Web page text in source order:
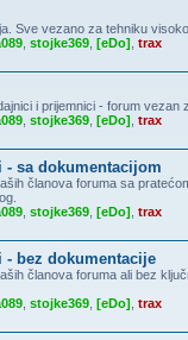
Sve vezano za tehniku
stojke369 [eDo] trax
i prijemnici - forum vezan
stojke369 [eDo] trax
- sa dokumentacijom
članova foruma sa
stojke369 [eDo] trax
- bez dokumentacije
članova foruma ali bez
stojke369 [eDo] trax